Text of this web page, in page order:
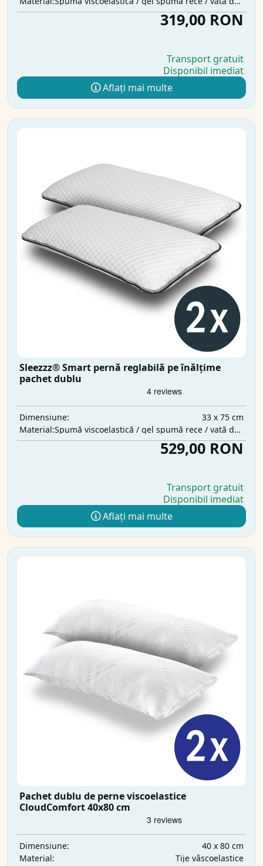
319,00 RON
Transport gratuit
Disponibil imediat
Aflați mai multe
Sleezzz® Smart pernă reglabilă pe înălțime
pachet dublu
Dimensiune:
33 x 75 cm
Material:
Spumă viscoelastică / gel spumă rece / vată de poliester
529,00 RON
Transport gratuit
Disponibil imediat
Aflați mai multe
Pachet dublu de perne viscoelastice
CloudComfort 40x80 cm
Dimensiune:
40 x 80 cm
Material:
Tije vâscoelastice